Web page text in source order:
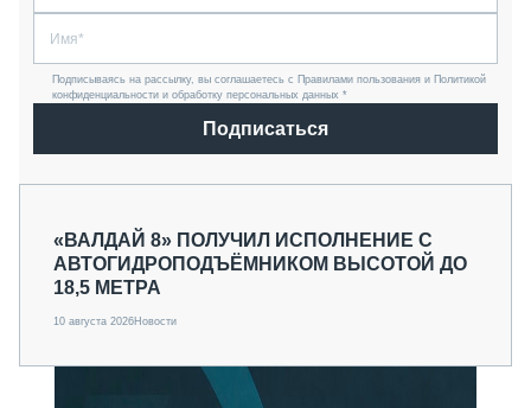
Подписываясь на рассылку, вы соглашаетесь с Правилами пользования и Политикой
конфиденциальности и обработку персональных данных *
Подписаться
«ВАЛДАЙ 8» ПОЛУЧИЛ ИСПОЛНЕНИЕ С
АВТОГИДРОПОДЪЁМНИКОМ ВЫСОТОЙ ДО
18,5 МЕТРА
10 августа 2026Новости